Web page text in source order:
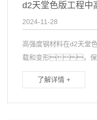
d2天堂色版工程
2024-11-28
高强度钢材料在d2天
载和变形，保
了解详情 +